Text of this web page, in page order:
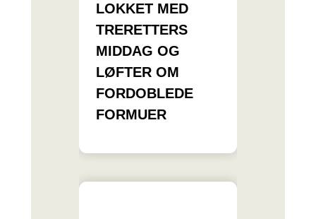
LOKKET MED
TRERETTERS
MIDDAG OG
LØFTER OM
FORDOBLEDE
FORMUER